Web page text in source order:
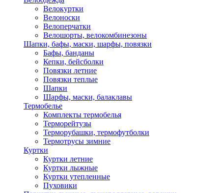
Велокуртки
Велоноски
Велоперчатки
Велошорты, велокомбинезоны
Шапки, бафы, маски, шарфы, повязки
Бафы, банданы
Кепки, бейсболки
Повязки летние
Повязки теплые
Шапки
Шарфы, маски, балаклавы
Термобелье
Комплекты термобелья
Терморейтузы
Терморубашки, термофутболки
Термотрусы зимние
Куртки
Куртки летние
Куртки лыжные
Куртки утепленные
Пуховики